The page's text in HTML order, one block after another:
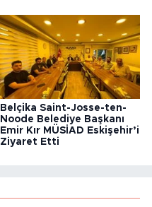
Belçika Saint-Josse-ten-
Noode Belediye Başkanı
Emir Kır MÜSİAD Eskişehir’i
Ziyaret Etti